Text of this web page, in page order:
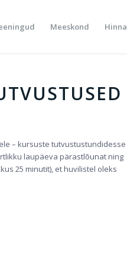
Meeskond
– kursuste tutvustustundidesse
laupäeva pärastlõunat ning
25 minutit), et huvilistel oleks